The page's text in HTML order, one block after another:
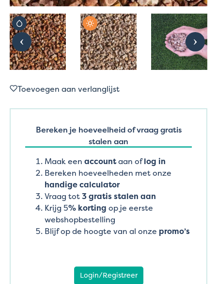
Toevoegen aan verlanglijst
Bereken je hoeveelheid of vraag gratis
stalen aan
Maak een accountaan oflog in
Bereken hoeveelheden met onze
handige calculator
Vraag tot3 gratis stalen aan
Krijg 5% korting op je eerste
webshopbestelling
Blijf op de hoogte van al onze promo’s
Login/Registreer